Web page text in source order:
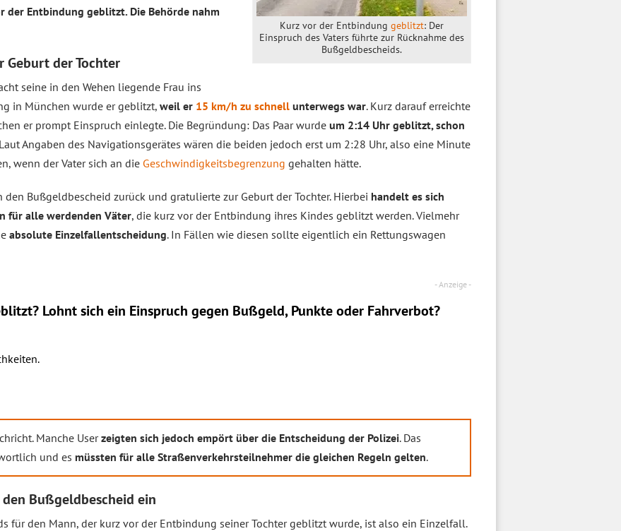
Kurz vor der Entbindung geblitzt: Der
Einspruch des Vaters führte zur Rücknahme des
Bußgeldbescheids.
der Entbindung geblitzt. Die Behörde nahm
der Tochter
seine in den Wehen liegende Frau ins
in München wurde er geblitzt, weil er 15 km/h zu schnell unterwegs war. Kurz darauf erreichte
er prompt Einspruch einlegte. Die Begründung: Das Paar wurde um 2:14 Uhr geblitzt, schon
Angaben des Navigationsgerätes wären die beiden jedoch erst um 2:28 Uhr, also eine Minute
wenn der Vater sich an die Geschwindigkeitsbegrenzung gehalten hätte.
Bußgeldbescheid zurück und gratulierte zur Geburt der Tochter. Hierbei handelt es sich
für alle werdenden Väter, die kurz vor der Entbindung ihres Kindes geblitzt werden. Vielmehr
absolute Einzelfallentscheidung. In Fällen wie diesen sollte eigentlich ein Rettungswagen
Lohnt sich ein Einspruch gegen Bußgeld, Punkte oder Fahrverbot?
Manche Userzeigten sich jedoch empört über die Entscheidung der Polizei. Das
und es müssten für alle Straßenverkehrsteilnehmer die gleichen Regeln gelten.
Bußgeldbescheid ein
für den Mann, der kurz vor der Entbindung seiner Tochter geblitzt wurde, ist also ein Einzelfall.